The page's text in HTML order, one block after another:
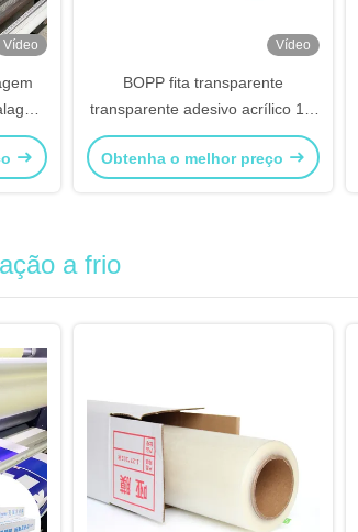
Vídeo Vídeo
BOPP fita transparente
transparente adesivo acrílico 1,8
Mil
Obtenha o melhor preço
a frio